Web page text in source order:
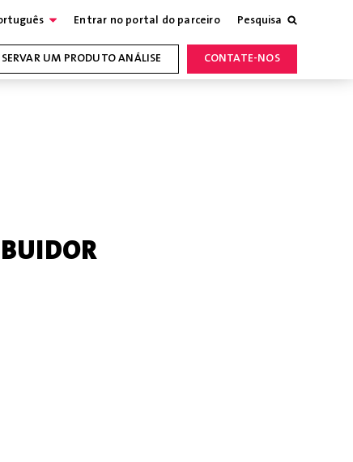
Entrar no portal do parceiro Pesquisa
UM PRODUTO ANÁLISE CONTATE-NOS